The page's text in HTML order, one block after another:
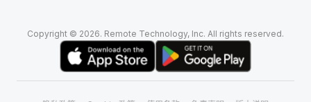
Copyright © 2026. Remote Technology, Inc. All rights reserved.